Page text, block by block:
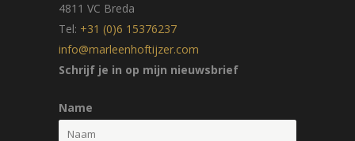
4811 VC Breda
Tel: +31 (0)6 15376237
info@marleenhoftijzer.com
Schrijf je in op mijn nieuwsbrief
Name